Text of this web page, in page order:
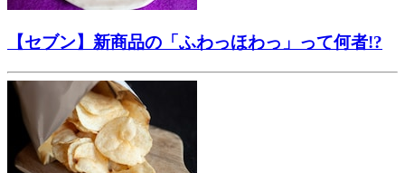
【セブン】新商品の「ふわっほわっ」って何者!?